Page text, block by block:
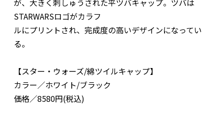
が、大きく刺しゅうされた平ツバキャップ。ツバは
STARWARSロゴがカラフ
ルにプリントされ、完成度の高いデザインになってい
る。
【スター・ウォーズ/綿ツイルキャップ】
カラー／ホワイト/ブラック
価格／8580円(税込)